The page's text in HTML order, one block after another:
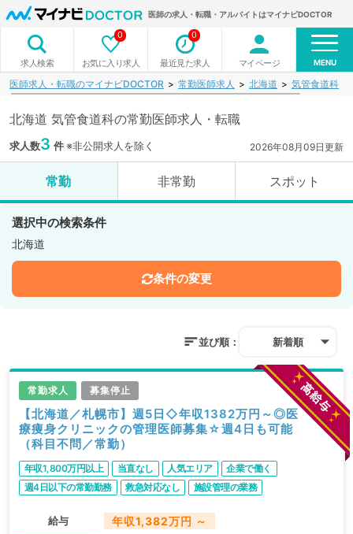
医師の求人・転職・アルバイトはマイナビDOCTOR
求人検索 お気に入り求人
0
最近見た求人
0
マイページ MENU
医師求人・転職のマイナビDOCTOR 常勤医師求人 北海道 気管食道科
北海道 気管食道科の常勤医師求人・転職
求人数3 件※非公開求人を除く 2026年08月09日更新
常勤 非常勤 スポット
選択中の検索条件
北海道
条件の変更
並び順： 新着順
常勤求人 募集停止
【北海道／札幌市】週5日◇年収1382万円～◎医
療痩身クリニックの管理医師募集☆週4日も可能
（科目不問／常勤）
年収1,800万円以上 当直なし 人気エリア
企業で働く
週4日以下の常勤勤務
救急対応なし
施設管理の業務
WEB面接可
高給与
給与 年収1,382万円 ～